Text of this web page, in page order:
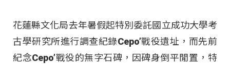
花蓮縣文化局去年暑假起特別委託國立成功大學考
古學研究所進行調查紀錄Cepo’戰役遺址，而先前
紀念Cepo’戰役的無字石碑，因碑身倒平閒置，特